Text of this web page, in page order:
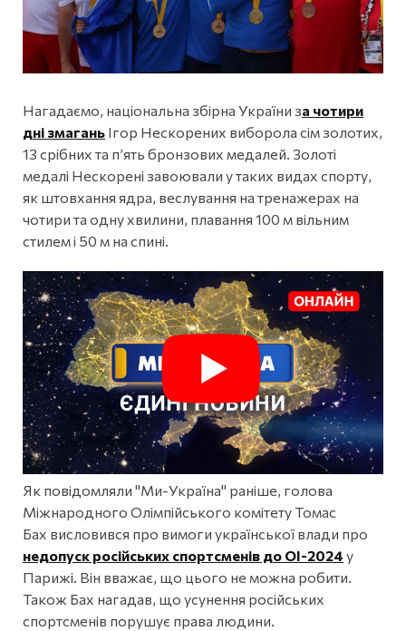
Нагадаємо, національна збірна України за чотири
дні змагань Ігор Нескорених виборола сім золотих,
13 срібних та п’ять бронзових медалей. Золоті
медалі Нескорені завоювали у таких видах спорту,
як штовхання ядра, веслування на тренажерах на
чотири та одну хвилини, плавання 100 м вільним
стилем і 50 м на спині.
Як повідомляли "Ми-Україна" раніше, голова
Міжнародного Олімпійського комітету Томас
Бах висловився про вимоги української влади про
недопуск російських спортсменів до ОІ-2024 у
Парижі. Він вважає, що цього не можна робити.
Також Бах нагадав, що усунення російських
спортсменів порушує права людини.